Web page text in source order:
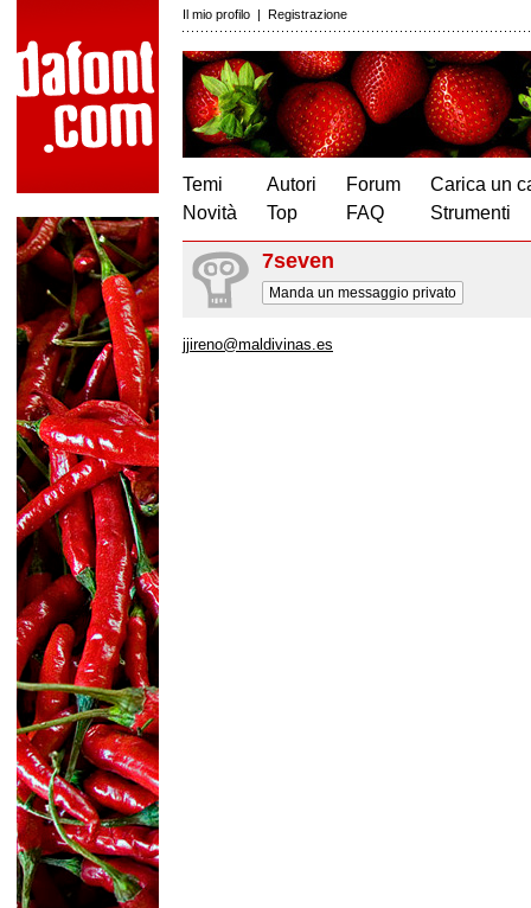
Il mio profilo | Registrazione
Temi
Novità
Autori
Top
Forum
FAQ
Carica un
Strumenti
7seven
Manda un messaggio privato
jjireno@maldivinas.es